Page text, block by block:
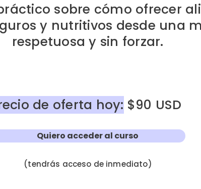
sobre cómo ofrecer
y nutritivos desde una
respetuosa y sin forzar.
de oferta hoy: $90 USD
Quiero acceder al curso
(tendrás acceso de inmediato)